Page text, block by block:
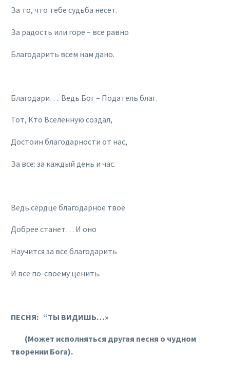
За то, что тебе судьба несет.
За радость или горе – все равно
Благодарить всем нам дано.
Благодари… Ведь Бог – Податель благ.
Тот, Кто Bселенную создал,
Достоин благодарности от нас,
За все: за каждый день и час.
Ведь сердце благодарное твое
Добрее станет… И оно
Научится за все благодарить
И все по-своему ценить.
ПЕСНЯ: “ТЫ ВИДИШЬ…»
(Может исполняться другая песня о чудном
творении Бога).